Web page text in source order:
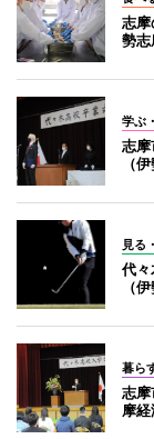
志摩
勢志
学ぶ
志
（
見る
代々
（
暮ら
志摩
摩経